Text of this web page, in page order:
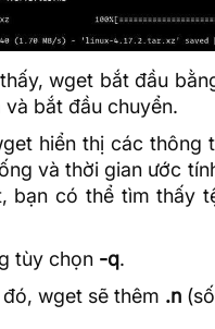
wget bắt đầu
bắt đầu chuyển.
hiển thị các thông
và thời gian ước
bạn có thể tìm thấy
tùy chọn -q.
wget sẽ thêm .n